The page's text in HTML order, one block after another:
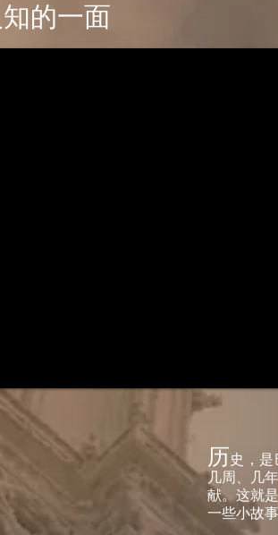
的一面​
历史，
几周、几
献。这就
一些小故事